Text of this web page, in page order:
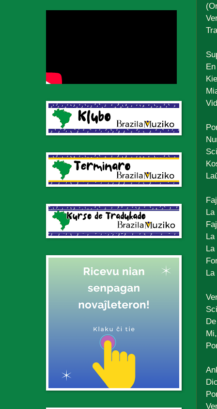
La
La
La
La